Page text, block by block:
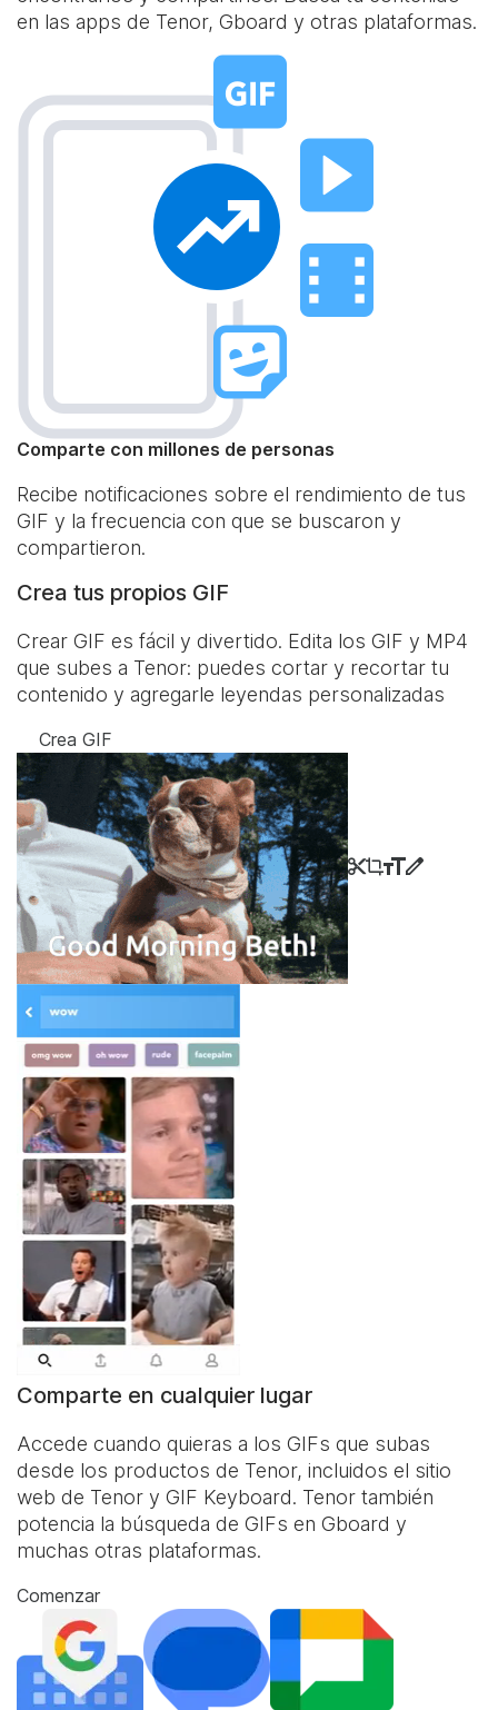
en las apps de Tenor, Gboard y otras plataformas.
Comparte con millones de personas
Recibe notificaciones sobre el rendimiento de tus
GIF y la frecuencia con que se buscaron y
compartieron.
Crea tus propios GIF
Crear GIF es fácil y divertido. Edita los GIF y MP4
que subes a Tenor: puedes cortar y recortar tu
contenido y agregarle leyendas personalizadas
Crea GIF
Comparte en cualquier lugar
Accede cuando quieras a los GIFs que subas
desde los productos de Tenor, incluidos el sitio
web de Tenor y GIF Keyboard. Tenor también
potencia la búsqueda de GIFs en Gboard y
muchas otras plataformas.
Comenzar